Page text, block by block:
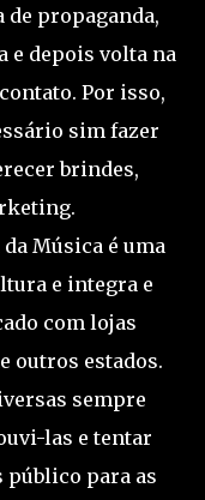
de propaganda,
e depois volta na
Por isso,
sim fazer
brindes,
Música é uma
e integra e
com lojas
outros estados.
sempre
las e tentar
público para as